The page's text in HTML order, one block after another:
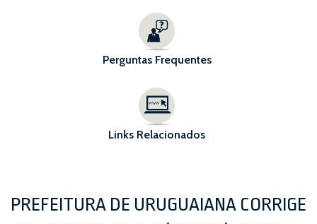
Perguntas Frequentes
Links Relacionados
PREFEITURA DE URUGUAIANA CORRIGE